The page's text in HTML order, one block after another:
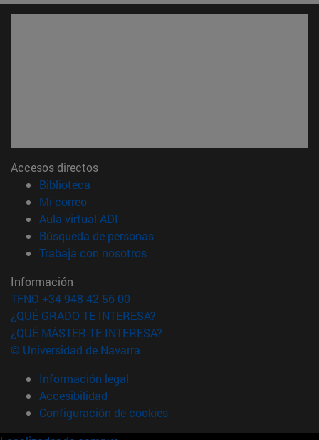
Accesos directos
Biblioteca
Mi correo(abre en nueva ventana)
Aula virtual ADI
Búsqueda de personas(abre en nueva ventana)
Trabaja con nosotros(abre en nueva ventana)
Información
TFNO +34 948 42 56 00
¿QUÉ GRADO TE INTERESA?
¿QUÉ MÁSTER TE INTERESA?
© Universidad de Navarra
Información legal
Accesibilidad
Configuración de cookies